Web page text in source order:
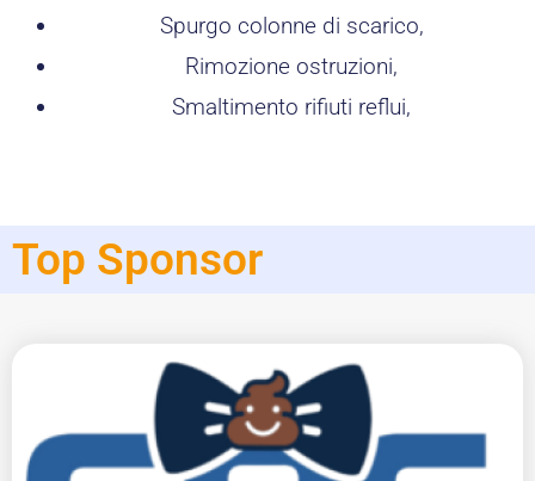
Spurgo colonne di scarico,
Rimozione ostruzioni,
Smaltimento rifiuti reflui,
Top Sponsor